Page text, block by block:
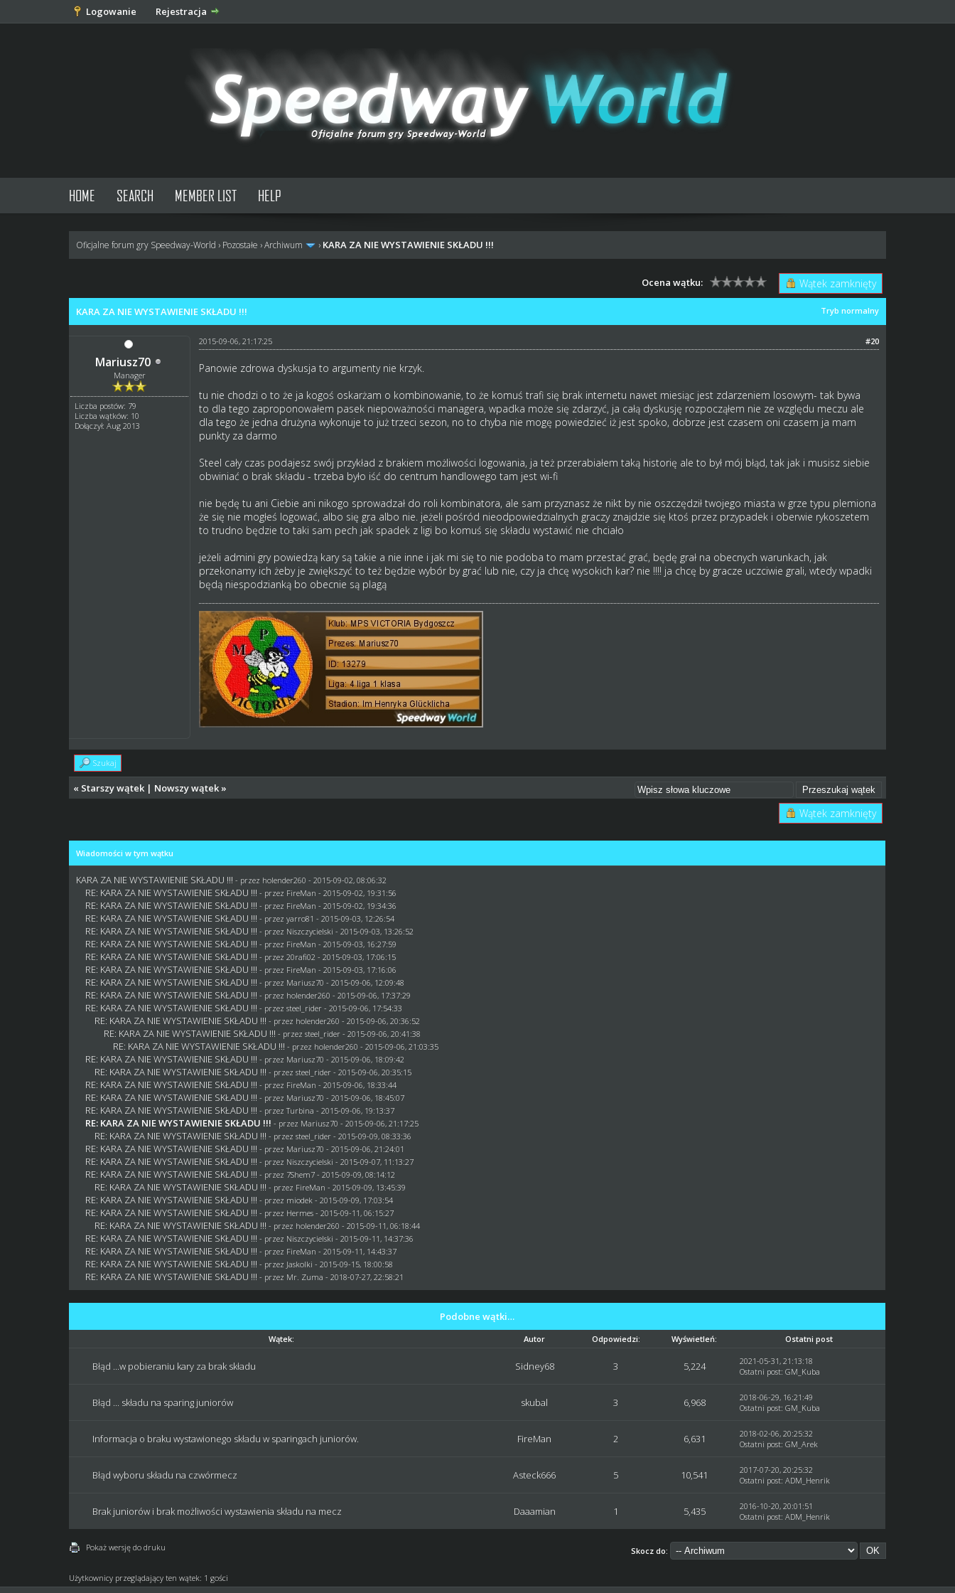
Logowanie Rejestracja
HOME SEARCH MEMBER LIST HELP
Oficjalne forum gry Speedway-World › Pozostałe ›Archiwum › KARA ZA NIE WYSTAWIENIE SKŁADU !!!
Wątek zamknięty
Ocena wątku:
Tryb normalny
KARA ZA NIE WYSTAWIENIE SKŁADU !!!
Mariusz70
Manager
Liczba postów: 79
Liczba wątków: 10
Dołączył: Aug 2013
#20
2015-09-06, 21:17:25
Panowie zdrowa dyskusja to argumenty nie krzyk.
tu nie chodzi o to że ja kogoś oskarżam o kombinowanie, to że komuś trafi się brak internetu nawet miesiąc jest zdarzeniem losowym- tak bywa
to dla tego zaproponowałem pasek niepoważności managera, wpadka może się zdarzyć, ja całą dyskusję rozpocząłem nie ze względu meczu ale
dla tego że jedna drużyna wykonuje to już trzeci sezon, no to chyba nie mogę powiedzieć iż jest spoko, dobrze jest czasem oni czasem ja mam
punkty za darmo
Steel cały czas podajesz swój przykład z brakiem możliwości logowania, ja też przerabiałem taką historię ale to był mój błąd, tak jak i musisz siebie
obwiniać o brak składu - trzeba było iść do centrum handlowego tam jest wi-fi
nie będę tu ani Ciebie ani nikogo sprowadzał do roli kombinatora, ale sam przyznasz że nikt by nie oszczędził twojego miasta w grze typu plemiona
że się nie mogłeś logować, albo się gra albo nie. jeżeli pośród nieodpowiedzialnych graczy znajdzie się ktoś przez przypadek i oberwie rykoszetem
to trudno będzie to taki sam pech jak spadek z ligi bo komuś się składu wystawić nie chciało
jeżeli admini gry powiedzą kary są takie a nie inne i jak mi się to nie podoba to mam przestać grać, będę grał na obecnych warunkach, jak
przekonamy ich żeby je zwiększyć to też będzie wybór by grać lub nie, czy ja chcę wysokich kar? nie !!!! ja chcę by gracze uczciwie grali, wtedy wpadki
będą niespodzianką bo obecnie są plagą
Szukaj
« Starszy wątek | Nowszy wątek »
Wątek zamknięty
Wiadomości w tym wątku
KARA ZA NIE WYSTAWIENIE SKŁADU !!! - przez holender260 - 2015-09-02, 08:06:32
RE: KARA ZA NIE WYSTAWIENIE SKŁADU !!! - przez FireMan - 2015-09-02, 19:31:56
RE: KARA ZA NIE WYSTAWIENIE SKŁADU !!! - przez FireMan - 2015-09-02, 19:34:36
RE: KARA ZA NIE WYSTAWIENIE SKŁADU !!! - przezyarro81 - 2015-09-03, 12:26:54
RE: KARA ZA NIE WYSTAWIENIE SKŁADU !!! - przez Niszczycielski - 2015-09-03, 13:26:52
RE: KARA ZA NIE WYSTAWIENIE SKŁADU !!! - przez FireMan - 2015-09-03, 16:27:59
RE: KARA ZA NIE WYSTAWIENIE SKŁADU !!! - przez20rafi02 - 2015-09-03, 17:06:15
RE: KARA ZA NIE WYSTAWIENIE SKŁADU !!! - przez FireMan - 2015-09-03, 17:16:06
RE: KARA ZA NIE WYSTAWIENIE SKŁADU !!! - przez Mariusz70 - 2015-09-06, 12:09:48
RE: KARA ZA NIE WYSTAWIENIE SKŁADU !!! - przez holender260 - 2015-09-06, 17:37:29
RE: KARA ZA NIE WYSTAWIENIE SKŁADU !!! - przezsteel_rider - 2015-09-06, 17:54:33
RE: KARA ZA NIE WYSTAWIENIE SKŁADU !!! - przez holender260 - 2015-09-06, 20:36:52
RE: KARA ZA NIE WYSTAWIENIE SKŁADU !!! - przezsteel_rider - 2015-09-06, 20:41:38
RE: KARA ZA NIE WYSTAWIENIE SKŁADU !!! - przez holender260 - 2015-09-06, 21:03:35
RE: KARA ZA NIE WYSTAWIENIE SKŁADU !!! - przez Mariusz70 - 2015-09-06, 18:09:42
RE: KARA ZA NIE WYSTAWIENIE SKŁADU !!! - przezsteel_rider - 2015-09-06, 20:35:15
RE: KARA ZA NIE WYSTAWIENIE SKŁADU !!! - przez FireMan - 2015-09-06, 18:33:44
RE: KARA ZA NIE WYSTAWIENIE SKŁADU !!! - przez Mariusz70 - 2015-09-06, 18:45:07
RE: KARA ZA NIE WYSTAWIENIE SKŁADU !!! - przez Turbina - 2015-09-06, 19:13:37
RE: KARA ZA NIE WYSTAWIENIE SKŁADU !!! - przez Mariusz70 - 2015-09-06, 21:17:25
RE: KARA ZA NIE WYSTAWIENIE SKŁADU !!! - przezsteel_rider - 2015-09-09, 08:33:36
RE: KARA ZA NIE WYSTAWIENIE SKŁADU !!! - przez Mariusz70 - 2015-09-06, 21:24:01
RE: KARA ZA NIE WYSTAWIENIE SKŁADU !!! - przez Niszczycielski - 2015-09-07, 11:13:27
RE: KARA ZA NIE WYSTAWIENIE SKŁADU !!! - przez 7Shem7 - 2015-09-09, 08:14:12
RE: KARA ZA NIE WYSTAWIENIE SKŁADU !!! - przez FireMan - 2015-09-09, 13:45:39
RE: KARA ZA NIE WYSTAWIENIE SKŁADU !!! - przez miodek - 2015-09-09, 17:03:54
RE: KARA ZA NIE WYSTAWIENIE SKŁADU !!! - przez Hermes - 2015-09-11, 06:15:27
RE: KARA ZA NIE WYSTAWIENIE SKŁADU !!! - przez holender260 - 2015-09-11, 06:18:44
RE: KARA ZA NIE WYSTAWIENIE SKŁADU !!! - przez Niszczycielski - 2015-09-11, 14:37:36
RE: KARA ZA NIE WYSTAWIENIE SKŁADU !!! - przez FireMan - 2015-09-11, 14:43:37
RE: KARA ZA NIE WYSTAWIENIE SKŁADU !!! - przez Jaskolki - 2015-09-15, 18:00:58
RE: KARA ZA NIE WYSTAWIENIE SKŁADU !!! - przez Mr. Zuma - 2018-07-27, 22:58:21
Podobne wątki…
Wątek: Autor Odpowiedzi: Wyświetleń: Ostatni post
Błąd ...w pobieraniu kary za brak składu Sidney68 3 5,224
2021-05-31, 21:13:18
Ostatni post:GM_Kuba
Błąd ... składu na sparing juniorów skubal 3 6,968
2018-06-29, 16:21:49
Ostatni post:GM_Kuba
Informacja o braku wystawionego składu w sparingach juniorów. FireMan 2 6,631
2018-02-06, 20:25:32
Ostatni post:GM_Arek
Błąd wyboru składu na czwórmecz Asteck666 5 10,541
2017-07-20, 20:25:32
Ostatni post:ADM_Henrik
Brak juniorów i brak możliwości wystawienia składu na mecz Daaamian 1 5,435
2016-10-20, 20:01:51
Ostatni post:ADM_Henrik
Pokaż wersję do druku Skocz do:
Użytkownicy przeglądający ten wątek: 1 gości